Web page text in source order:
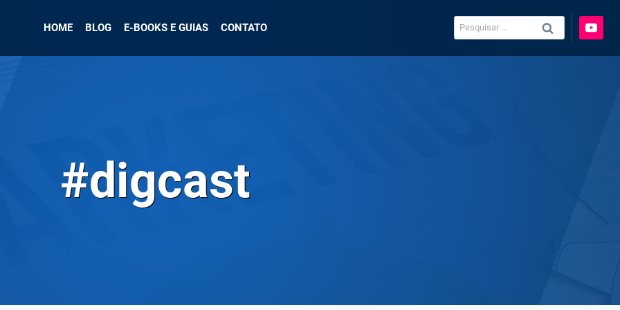
HOME BLOG E-BOOKS E GUIAS CONTATO
Pesquisar
por:
#digcast